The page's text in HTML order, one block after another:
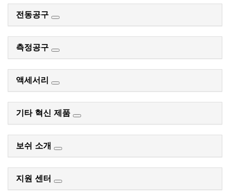
전동공구
측정공구
액세서리
기타 혁신 제품
보쉬 소개
지원 센터